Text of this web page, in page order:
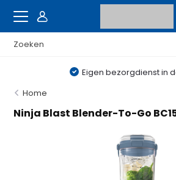
Eigen bezorgdienst in
Home
Ninja Blast Blender-To-Go